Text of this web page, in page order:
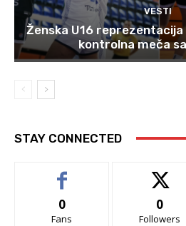
VESTI
Ženska U16
kontrolna meča
STAY CONNECTED
0
Fans
0
Followers